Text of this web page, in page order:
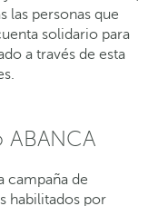
las personas que
solidario para
a través de esta
ABANCA
campaña de
habilitados por